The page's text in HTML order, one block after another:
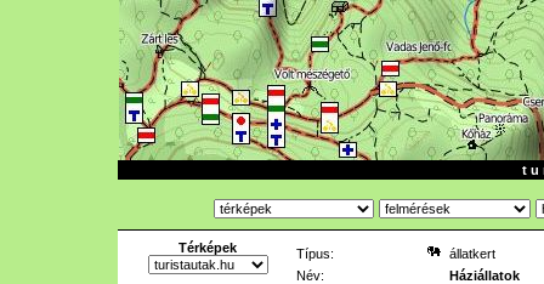
t u
Térképek Típus:
állatkert
Név:
Háziállatok